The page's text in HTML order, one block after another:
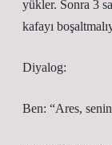
yükler. Sonra 3
kafayı
Diyalog:
Ben: “Ares,